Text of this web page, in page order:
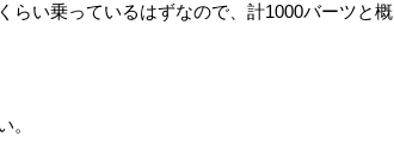
らい乗っているはずなので、計1000バーツと概
。